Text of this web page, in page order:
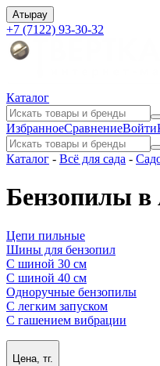
Атырау
+7 (7122) 93-30-32
Каталог
ИзбранноеСравнениеВойти
Каталог - Всё для сада -
Бензопилы в
Цепи пильные
Шины для бензопил
С шиной 30 см
С шиной 40 см
Одноручные бензопилы
С легким запуском
С гашением вибрации
Цена, тг.